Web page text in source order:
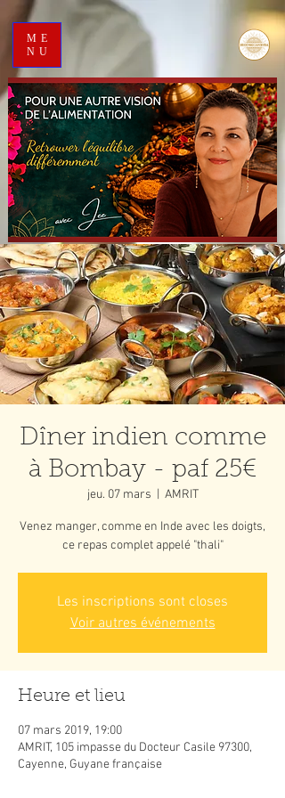
ME
NU
Dîner indien comme
à Bombay - paf 25€
jeu. 07 mars AMRIT
Venez manger, comme en Inde avec les doigts,
ce repas complet appelé "thali"
Les inscriptions sont closes
Voir autres événements
Heure et lieu
07 mars 2019, 19:00
AMRIT, 105 impasse du Docteur Casile 97300,
Cayenne, Guyane française